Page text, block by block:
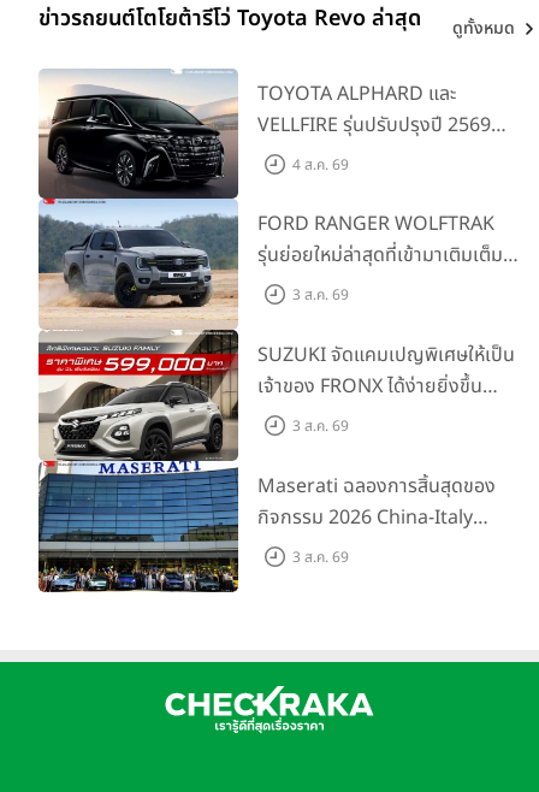
ข่าวรถยนต์โตโยต้ารีโว่ Toyota Revo ล่าสุด ดูทั้งหมด
TOYOTA ALPHARD และ
VELLFIRE รุ่นปรับปรุงปี 2569
พร้อมรุ่นย่อยใหม่ HEV SMART
4 ส.ค. 69
FORD RANGER WOLFTRAK
รุ่นย่อยใหม่ล่าสุดที่เข้ามาเติมเต็ม
ไลน์อัป พร้อมตอบโจทย์ทุกการ
ด้วยราคาพิเศษเริ่มต้นที่ 9.49 แสน
บาท
3 ส.ค. 69
SUZUKI จัดแคมเปญพิเศษให้เป็น
เจ้าของ FRONX ได้ง่ายยิ่งขึ้น
สำหรับรุ่น GL ราคาพิเศษเริ่มต้น
พร้อมข้อเสนอสุดคุ้ม
3 ส.ค. 69
Maserati ฉลองการสิ้นสุดของ
กิจกรรม 2026 China-Italy
Grand Tour ณ สำนักงานใหญ่
3 ส.ค. 69